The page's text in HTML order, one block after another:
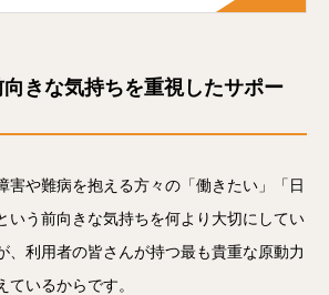
きな気持ちを重視したサポー
害や難病を抱える方々の「働きたい」「日
いう前向きな気持ちを何より大切にしてい
、利用者の皆さんが持つ最も貴重な原動力
ているからです。